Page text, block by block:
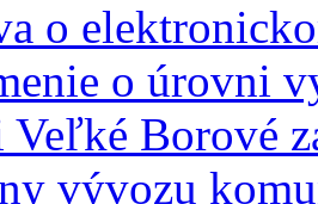
o
o úrovni
Veľké Borové
vývozu